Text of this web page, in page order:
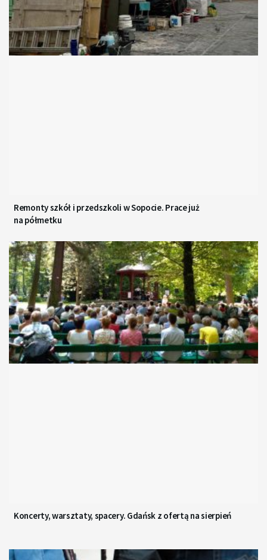
Remonty szkół i przedszkoli w Sopocie. Prace już
na półmetku
Koncerty, warsztaty, spacery. Gdańsk z ofertą na sierpień